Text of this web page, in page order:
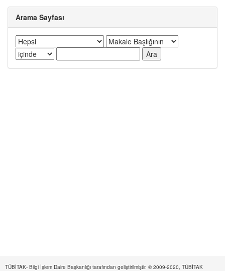
Arama Sayfası
TÜBİTAK- Bilgi İşlem Daire Başkanlığı tarafından geliştirilmiştir. © 2009-2020, TÜBİTAK